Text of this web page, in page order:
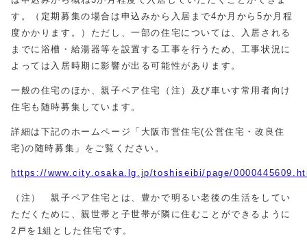
す。（定期募集の場合は申込みから入居まで4か月から5か月程
度かかります。）ただし、一部の住宅については、入居される
までに浴槽・給湯器等を設置する工事を行うため、工事状況に
よっては入居時期に影響が出る可能性があります。
一般の住宅のほか、親子ペア住宅（注）及び車いす常用者向け
住宅も随時募集しています。
詳細は下記のホームページ「大阪市営住宅(公営住宅・改良住
宅)の随時募集」をご覧ください。
https://www.city.osaka.lg.jp/toshiseibi/page/
（注） 親子ペア住宅とは、豊かで明るい老後の生活をしてい
ただくために、親世帯と子世帯が隣に住むことができるように
2戸を1組とした住宅です。